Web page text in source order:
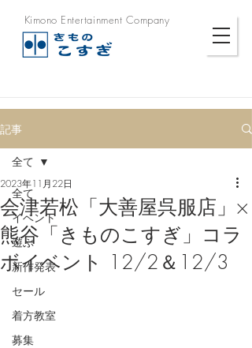
Kimono Entertainment Company
記事
全て
イベント
遊ぶ
新作発表
セール
着方教室
募集
全て
会津若松「大善屋呉服店」×
熊谷「きものこすぎ」コラ
ボイベント 12/2＆12/3
2023年11月22日